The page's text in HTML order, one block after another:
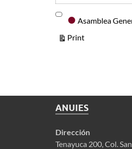
CategoriesAsamblea
PrintView
ANUIES
Dirección
Tenayuca 200, Col.